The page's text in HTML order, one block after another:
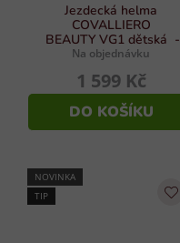
Jezdecká helma
COVALLIERO
BEAUTY VG1 dětská -
černá vel. 53 - 57 cm
Na objednávku
1 599 Kč
DO KOŠÍKU
NOVINKA
TIP